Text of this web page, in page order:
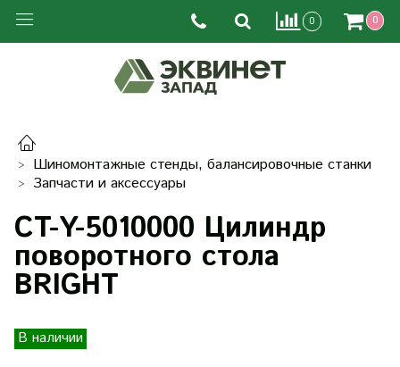
0 0
Шиномонтажные стенды, балансировочные станки
Запчасти и аксессуары
CT-Y-5010000 Цилиндр
поворотного стола
BRIGHT
В наличии